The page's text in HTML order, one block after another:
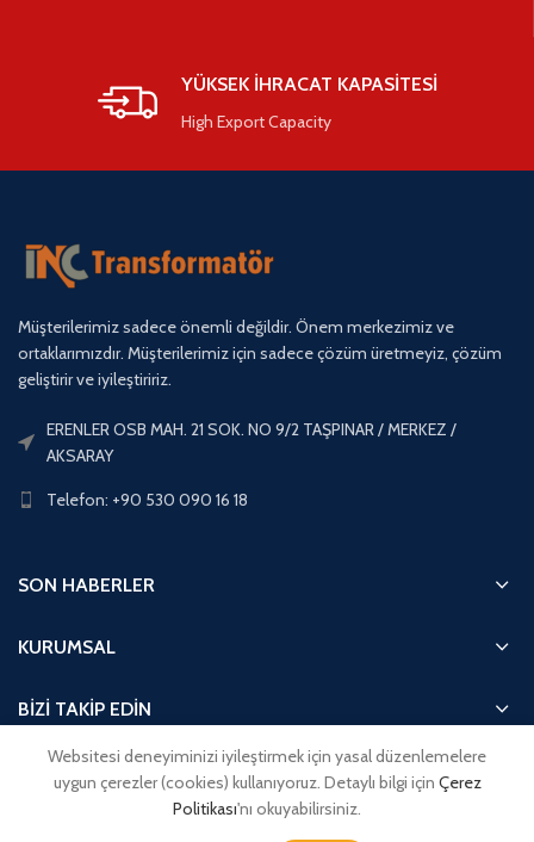
YÜKSEK İHRACAT KAPASİTESİ
High Export Capacity
Müşterilerimiz sadece önemli değildir. Önem merkezimiz ve
ortaklarımızdır. Müşterilerimiz için sadece çözüm üretmeyiz, çözüm
geliştirir ve iyileştiririz.
ERENLER OSB MAH. 21 SOK. NO 9/2 TAŞPINAR / MERKEZ /
AKSARAY
Telefon: +90 530 090 16 18
SON HABERLER
KURUMSAL
BİZİ TAKİP EDİN
Websitesi deneyiminizi iyileştirmek için yasal düzenlemelere
uygun çerezler (cookies) kullanıyoruz. Detaylı bilgi için Çerez
Politikası'nı okuyabilirsiniz.